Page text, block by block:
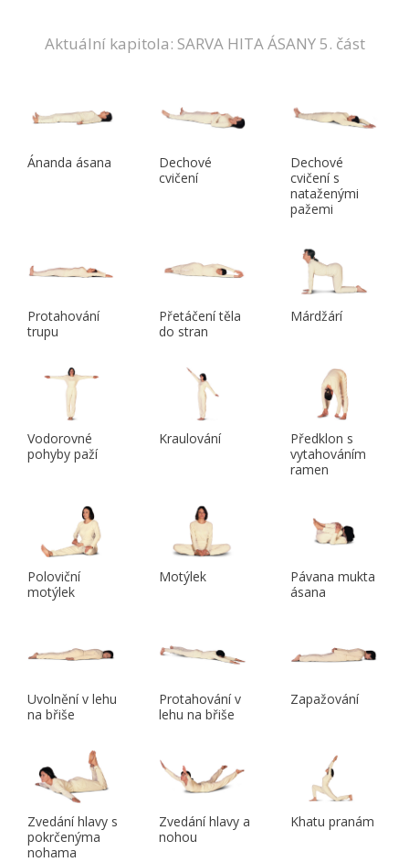
Aktuální kapitola: SARVA HITA ÁSANY 5. část
Ánanda ásana
Dechové
cvičení
Dechové
cvičení s
nataženými
pažemi
Protahování
trupu
Přetáčení těla
do stran
Márdžárí
Vodorovné
pohyby paží
Kraulování
Předklon s
vytahováním
ramen
Poloviční
motýlek
Motýlek
Pávana mukta
ásana
Uvolnění v lehu
na břiše
Protahování v
lehu na břiše
Zapažování
Zvedání hlavy s
pokrčenýma
nohama
Zvedání hlavy a
nohou
Khatu pranám